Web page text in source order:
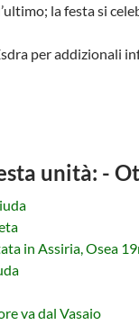
la festa si
per addizionali
unità: -
in Assiria, Osea
va dal Vasaio